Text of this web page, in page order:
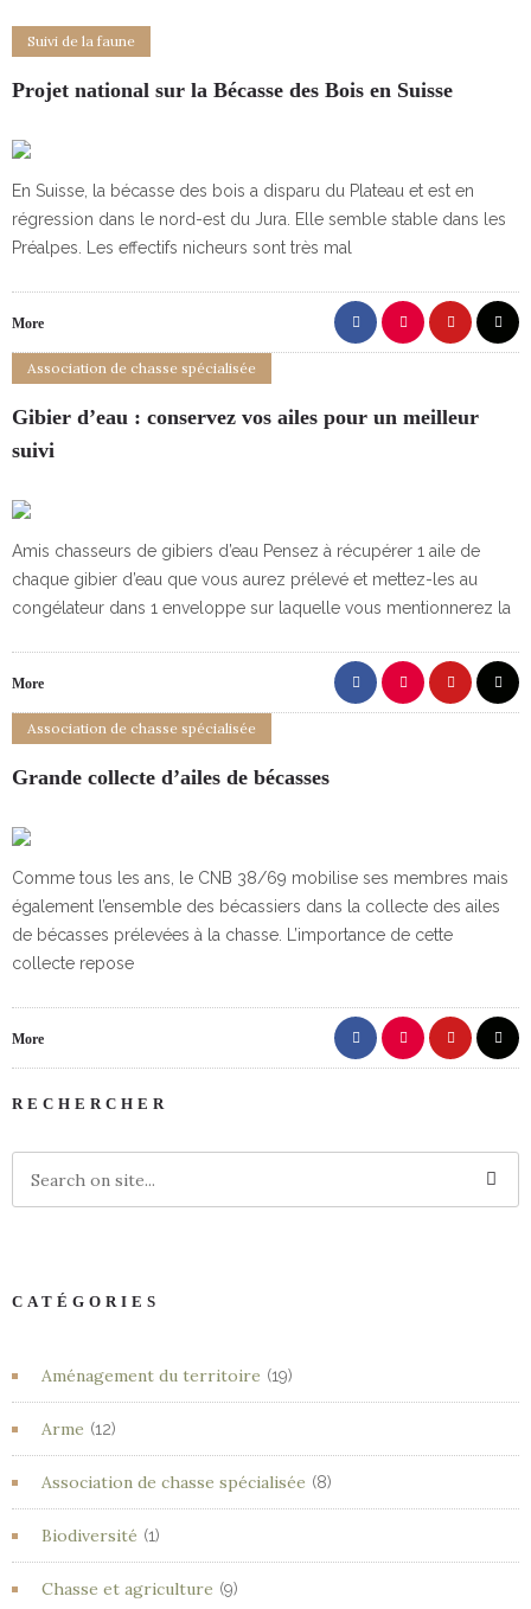
Suivi de la faune
Projet national sur la Bécasse des Bois en Suisse
En Suisse, la bécasse des bois a disparu du Plateau et est en
régression dans le nord-est du Jura. Elle semble stable dans les
Préalpes. Les effectifs nicheurs sont très mal
More
Association de chasse spécialisée
Gibier d’eau : conservez vos ailes pour un meilleur
suivi
Amis chasseurs de gibiers d’eau Pensez à récupérer 1 aile de
chaque gibier d’eau que vous aurez prélevé et mettez-les au
congélateur dans 1 enveloppe sur laquelle vous mentionnerez la
More
Association de chasse spécialisée
Grande collecte d’ailes de bécasses
Comme tous les ans, le CNB 38/69 mobilise ses membres mais
également l’ensemble des bécassiers dans la collecte des ailes
de bécasses prélevées à la chasse. L’importance de cette
collecte repose
More
RECHERCHER
CATÉGORIES
Aménagement du territoire (19)
Arme (12)
Association de chasse spécialisée (8)
Biodiversité (1)
Chasse et agriculture (9)